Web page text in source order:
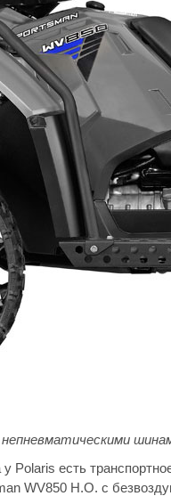
непневматическими
Polaris есть
WV850 H.O. с